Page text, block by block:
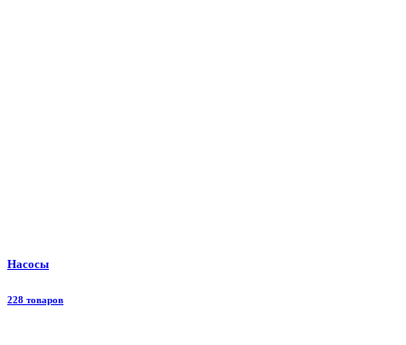
Насосы
228 товаров